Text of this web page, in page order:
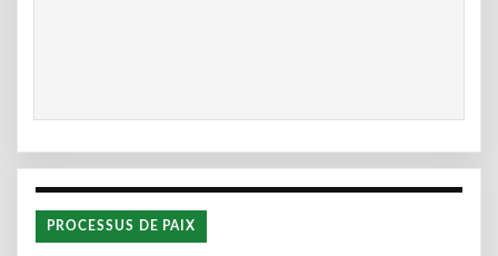
PROCESSUS DE PAIX